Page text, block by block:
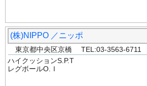
(株)NIPPO ／ニッポ
東京都中央区京橋 TEL:03-3563-6711
ハイクッションS.P.T
レグボールO.Ｉ